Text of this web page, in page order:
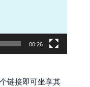
00:26
链接即可坐享其